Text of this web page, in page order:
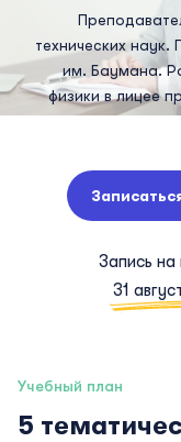
технических
им. Баумана.
физики в лицее
Запись
31
Учебный план
5